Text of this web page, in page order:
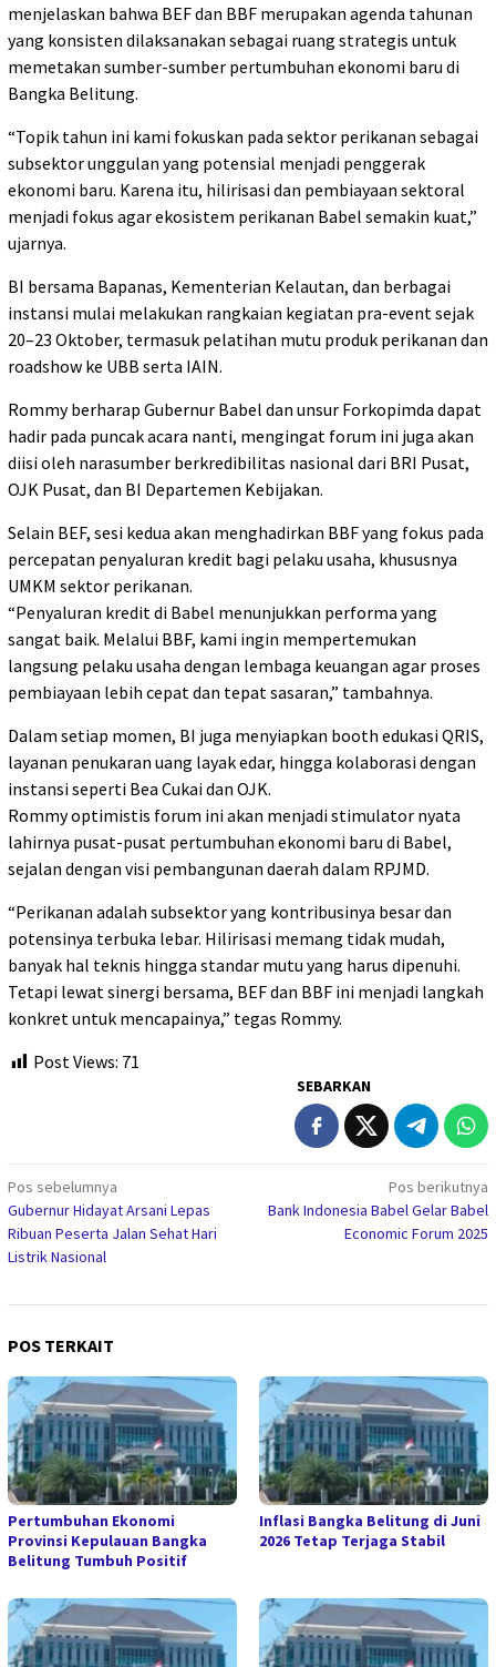
menjelaskan bahwa BEF dan BBF merupakan agenda tahunan
yang konsisten dilaksanakan sebagai ruang strategis untuk
memetakan sumber-sumber pertumbuhan ekonomi baru di
Bangka Belitung.
“Topik tahun ini kami fokuskan pada sektor perikanan sebagai
subsektor unggulan yang potensial menjadi penggerak
ekonomi baru. Karena itu, hilirisasi dan pembiayaan sektoral
menjadi fokus agar ekosistem perikanan Babel semakin kuat,”
ujarnya.
BI bersama Bapanas, Kementerian Kelautan, dan berbagai
instansi mulai melakukan rangkaian kegiatan pra-event sejak
20–23 Oktober, termasuk pelatihan mutu produk perikanan dan
roadshow ke UBB serta IAIN.
Rommy berharap Gubernur Babel dan unsur Forkopimda dapat
hadir pada puncak acara nanti, mengingat forum ini juga akan
diisi oleh narasumber berkredibilitas nasional dari BRI Pusat,
OJK Pusat, dan BI Departemen Kebijakan.
Selain BEF, sesi kedua akan menghadirkan BBF yang fokus pada
percepatan penyaluran kredit bagi pelaku usaha, khususnya
UMKM sektor perikanan.
“Penyaluran kredit di Babel menunjukkan performa yang
sangat baik. Melalui BBF, kami ingin mempertemukan
langsung pelaku usaha dengan lembaga keuangan agar proses
pembiayaan lebih cepat dan tepat sasaran,” tambahnya.
Dalam setiap momen, BI juga menyiapkan booth edukasi QRIS,
layanan penukaran uang layak edar, hingga kolaborasi dengan
instansi seperti Bea Cukai dan OJK.
Rommy optimistis forum ini akan menjadi stimulator nyata
lahirnya pusat-pusat pertumbuhan ekonomi baru di Babel,
sejalan dengan visi pembangunan daerah dalam RPJMD.
“Perikanan adalah subsektor yang kontribusinya besar dan
potensinya terbuka lebar. Hilirisasi memang tidak mudah,
banyak hal teknis hingga standar mutu yang harus dipenuhi.
Tetapi lewat sinergi bersama, BEF dan BBF ini menjadi langkah
konkret untuk mencapainya,” tegas Rommy.
Post Views: 71
SEBARKAN
Navigasi
pos
Pos sebelumnya
Gubernur Hidayat Arsani Lepas
Ribuan Peserta Jalan Sehat Hari
Listrik Nasional
Pos berikutnya
Bank Indonesia Babel Gelar Babel
Economic Forum 2025
POS TERKAIT
Pertumbuhan Ekonomi
Provinsi Kepulauan Bangka
Belitung Tumbuh Positif
Inflasi Bangka Belitung di Juni
2026 Tetap Terjaga Stabil